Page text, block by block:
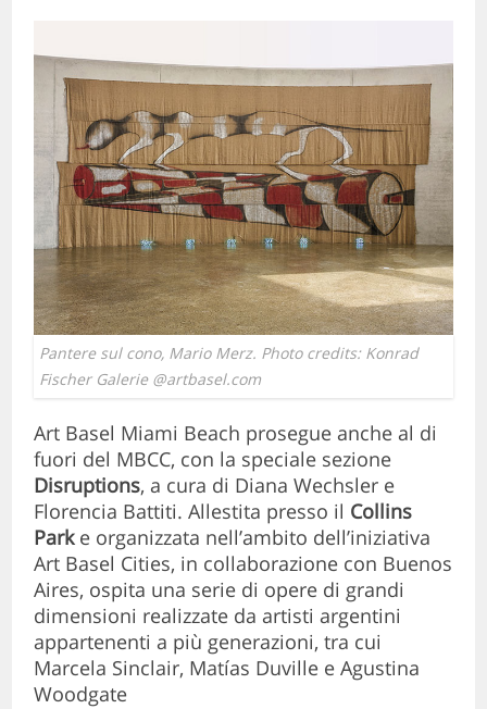
Pantere sul cono, Mario Merz. Photo credits: Konrad
Fischer Galerie @artbasel.com
Art Basel Miami Beach prosegue anche al di
fuori del MBCC, con la speciale sezione
Disruptions, a cura di Diana Wechsler e
Florencia Battiti. Allestita presso il Collins
Parke organizzata nell’ambito dell’iniziativa
Art Basel Cities, in collaborazione con Buenos
Aires, ospita una serie di opere di grandi
dimensioni realizzate da artisti argentini
appartenenti a più generazioni, tra cui
Marcela Sinclair, Matías Duville e Agustina
Woodgate